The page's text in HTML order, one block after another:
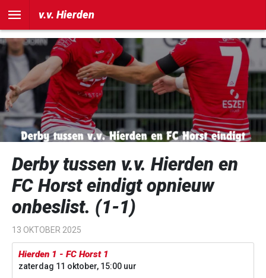
v.v. Hierden
Derby tussen v.v. Hierden en
FC Horst eindigt opnieuw
onbeslist. (1-1)
13 OKTOBER 2025
Hierden 1 - FC Horst 1
zaterdag 11 oktober, 15:00 uur